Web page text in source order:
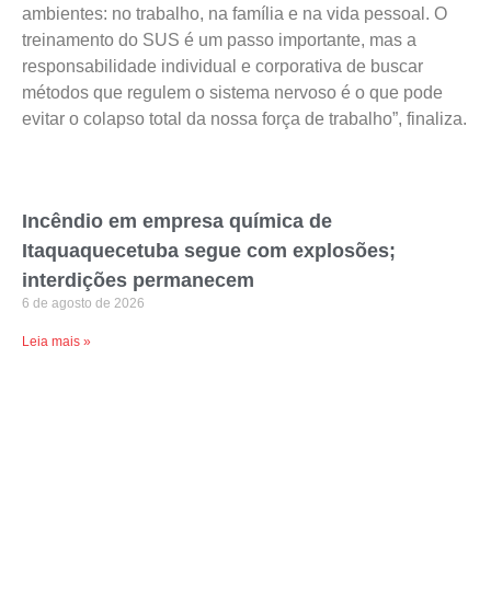
ambientes: no trabalho, na família e na vida pessoal. O
treinamento do SUS é um passo importante, mas a
responsabilidade individual e corporativa de buscar
métodos que regulem o sistema nervoso é o que pode
evitar o colapso total da nossa força de trabalho”, finaliza.
Incêndio em empresa química de
Itaquaquecetuba segue com explosões;
interdições permanecem
6 de agosto de 2026
Leia mais »